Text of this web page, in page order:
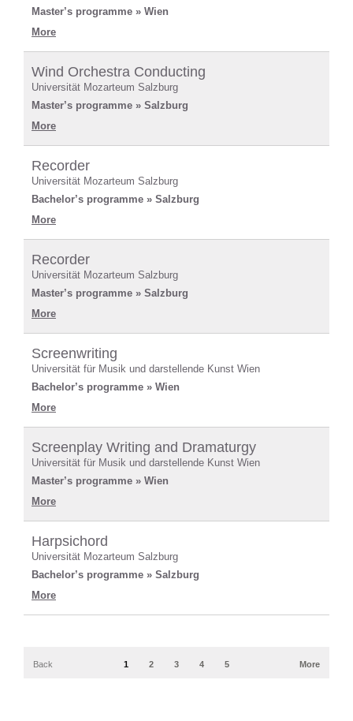
Master’s programme » Wien
More
Wind Orchestra Conducting
Universität Mozarteum Salzburg
Master’s programme » Salzburg
More
Recorder
Universität Mozarteum Salzburg
Bachelor’s programme » Salzburg
More
Recorder
Universität Mozarteum Salzburg
Master’s programme » Salzburg
More
Screenwriting
Universität für Musik und darstellende Kunst Wien
Bachelor’s programme » Wien
More
Screenplay Writing and Dramaturgy
Universität für Musik und darstellende Kunst Wien
Master’s programme » Wien
More
Harpsichord
Universität Mozarteum Salzburg
Bachelor’s programme » Salzburg
More
Back 1 2 3 4 5 More